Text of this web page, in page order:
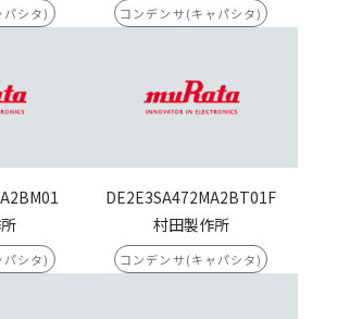
シタ) コンデンサ(キャパシタ)
シタ)
DE2E3SA472MA2BT01F
村田製作所
コンデンサ(キャパシタ)